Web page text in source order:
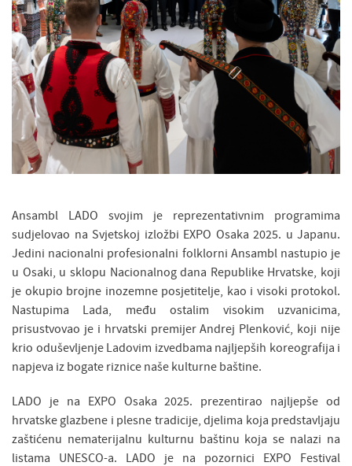
Ansambl LADO svojim je reprezentativnim programima
sudjelovao na Svjetskoj izložbi EXPO Osaka 2025. u Japanu.
Jedini nacionalni profesionalni folklorni Ansambl nastupio je
u Osaki, u sklopu Nacionalnog dana Republike Hrvatske, koji
je okupio brojne inozemne posjetitelje, kao i visoki protokol.
Nastupima Lada, među ostalim visokim uzvanicima,
prisustvovao je i hrvatski premijer Andrej Plenković, koji nije
krio oduševljenje Ladovim izvedbama najljepših koreografija i
napjeva iz bogate riznice naše kulturne baštine.
LADO je na EXPO Osaka 2025. prezentirao najljepše od
hrvatske glazbene i plesne tradicije, djelima koja predstavljaju
zaštićenu nematerijalnu kulturnu baštinu koja se nalazi na
listama UNESCO-a. LADO je na pozornici EXPO Festival